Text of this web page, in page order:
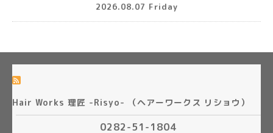
2026.08.07 Friday
Hair Works 理匠 -Risyo- （ヘアーワークス リショウ）
0282-51-1804